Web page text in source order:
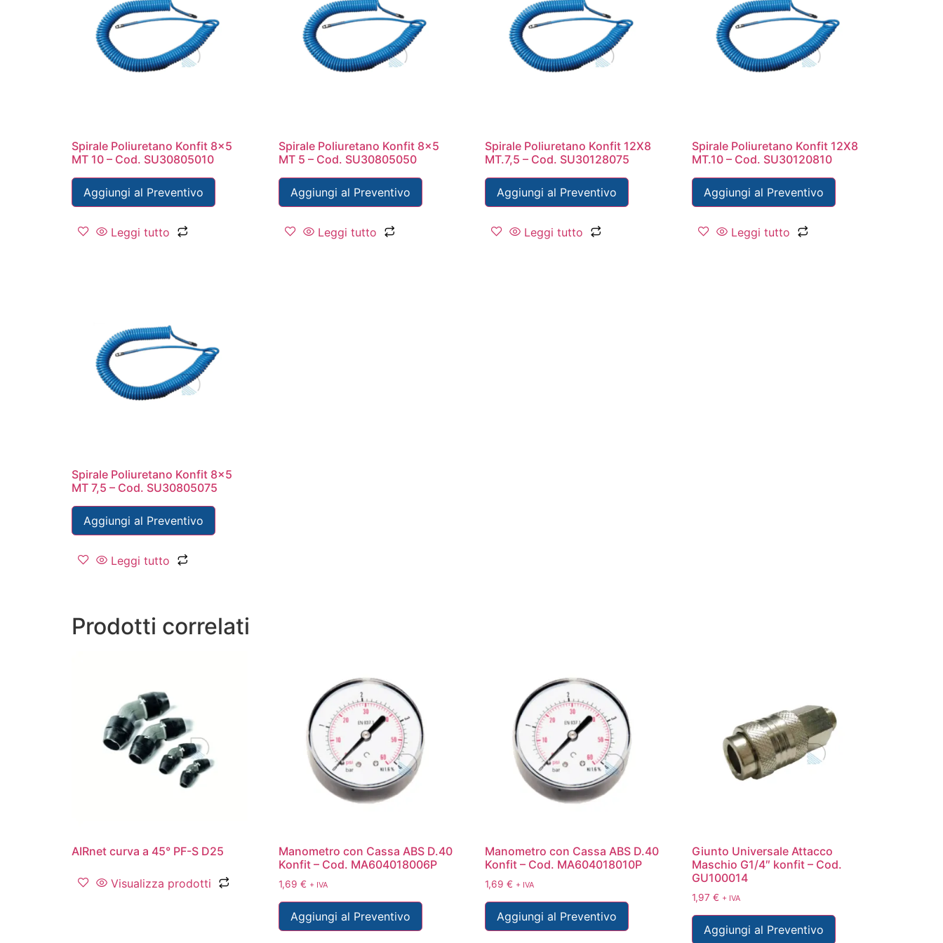
Spirale Poliuretano Konfit 8×5
MT 10 – Cod. SU30805010
Aggiungi al Preventivo
Leggi tutto
Spirale Poliuretano Konfit 8×5
MT 5 – Cod. SU30805050
Aggiungi al Preventivo
Leggi tutto
Spirale Poliuretano Konfit 12X8
MT.7,5 – Cod. SU30128075
Aggiungi al Preventivo
Leggi tutto
Spirale Poliuretano Konfit 12X8
MT.10 – Cod. SU30120810
Aggiungi al Preventivo
Leggi tutto
Spirale Poliuretano Konfit 8×5
MT 7,5 – Cod. SU30805075
Aggiungi al Preventivo
Leggi tutto
Prodotti correlati
AIRnet curva a 45° PF-S D25
Visualizza prodotti
Manometro con Cassa ABS D.40
Konfit – Cod. MA604018006P
1,69 € + IVA
Aggiungi al Preventivo
Manometro con Cassa ABS D.40
Konfit – Cod. MA604018010P
1,69€ + IVA
Aggiungi al Preventivo
Giunto Universale Attacco
Maschio G1/4″ konfit – Cod.
GU100014
1,97€ + IVA
Aggiungi al Preventivo